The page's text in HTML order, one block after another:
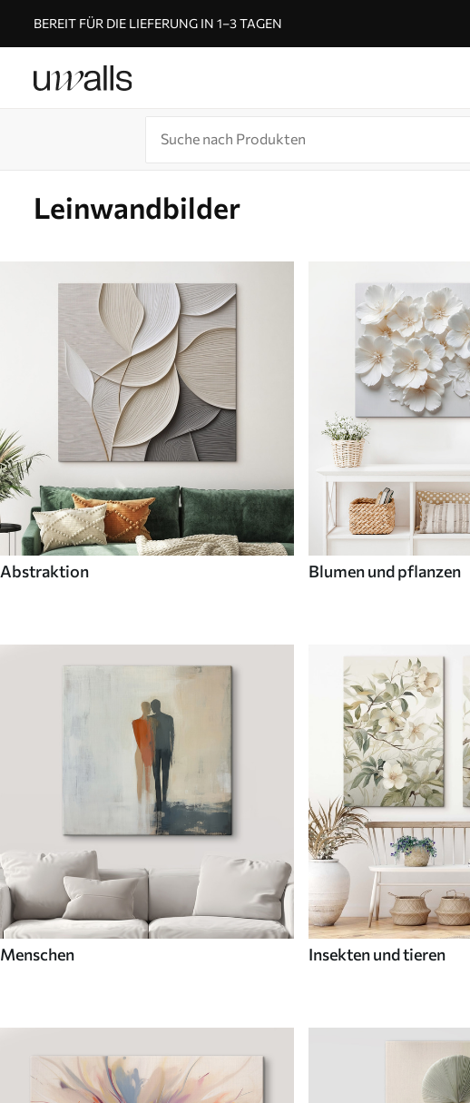
BEREIT FÜR DIE LIEFERUNG IN 1–3 TAGEN
Leinwandbilder
Abstraktion Blumen und pflanzen
Menschen Insekten und tieren